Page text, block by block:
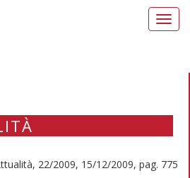
22/2009, 15/12/2009, pag. 775